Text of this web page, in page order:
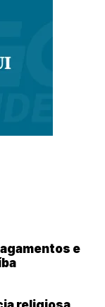
e